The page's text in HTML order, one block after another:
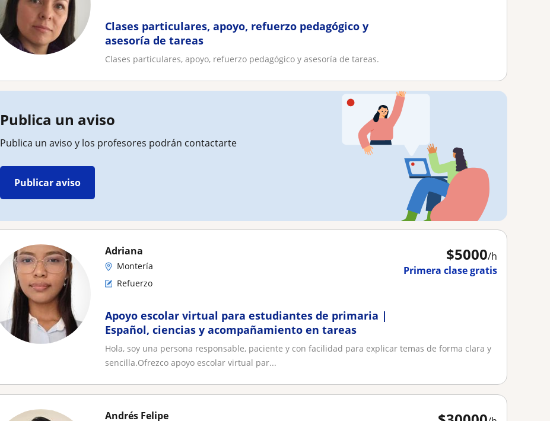
Clases particulares, apoyo, refuerzo pedagógico y
asesoría de tareas
Clases particulares, apoyo, refuerzo pedagógico y asesoría de tareas.
Publica un aviso
Publica un aviso y los profesores podrán contactarte
Publicar aviso
$5000/h
Primera clase gratis
Adriana
Montería
Refuerzo
Apoyo escolar virtual para estudiantes de primaria |
Español, ciencias y acompañamiento en tareas
Hola, soy una persona responsable, paciente y con facilidad para explicar temas de forma clara y
sencilla.Ofrezco apoyo escolar virtual par...
Andrés Felipe